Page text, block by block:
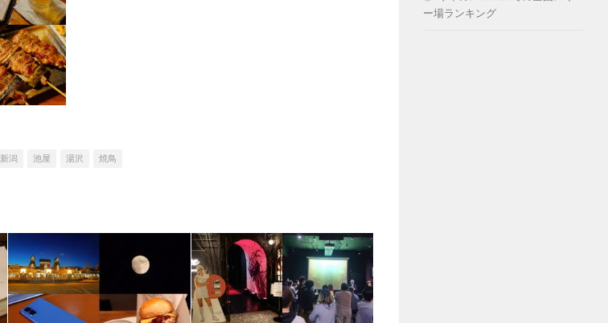
新潟 池屋 湯沢 焼鳥
ー場ランキング